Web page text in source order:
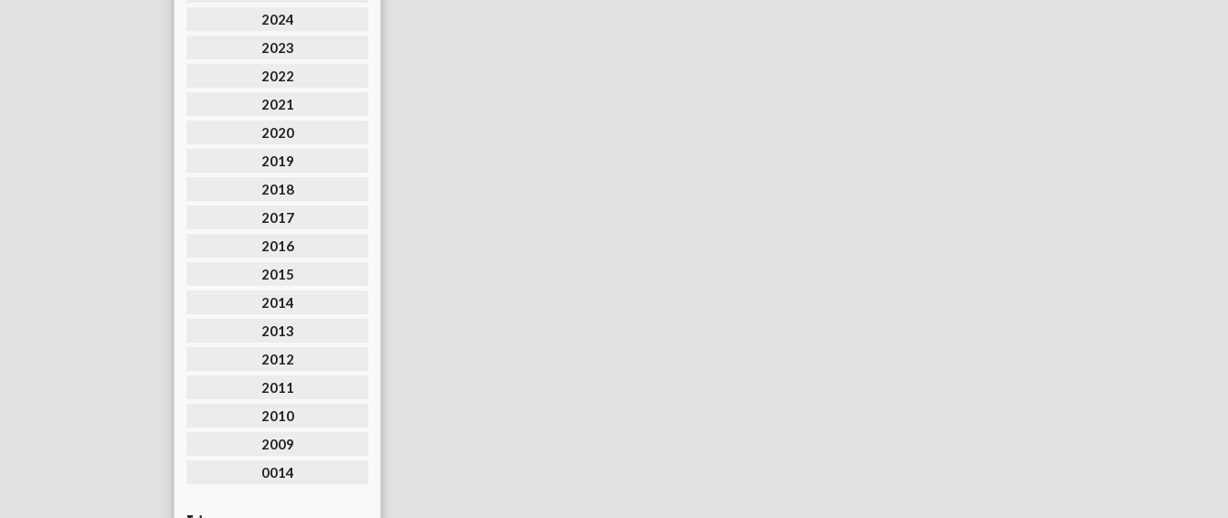
2024
2023
2022
2021
2020
2019
2018
2017
2016
2015
2014
2013
2012
2011
2010
2009
0014